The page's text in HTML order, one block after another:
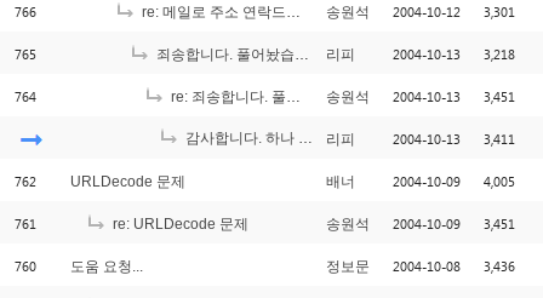
766 re: 메일로 주소 연락드렸습니다. 송원석 2004-10-12 3,301
765 죄송합니다. 풀어놨습니다... 리피 2004-10-13 3,218
764 re: 죄송합니다. 풀어놨습니다... 송원석 2004-10-13 3,451
감사합니다. 하나 더 여쭤봐도 될런지요? [1]
리피 2004-10-13 3,411
762 URLDecode 문제 배너 2004-10-09 4,005
761 re: URLDecode 문제 송원석 2004-10-09 3,451
760 도움 요청... 정보문 2004-10-08 3,436